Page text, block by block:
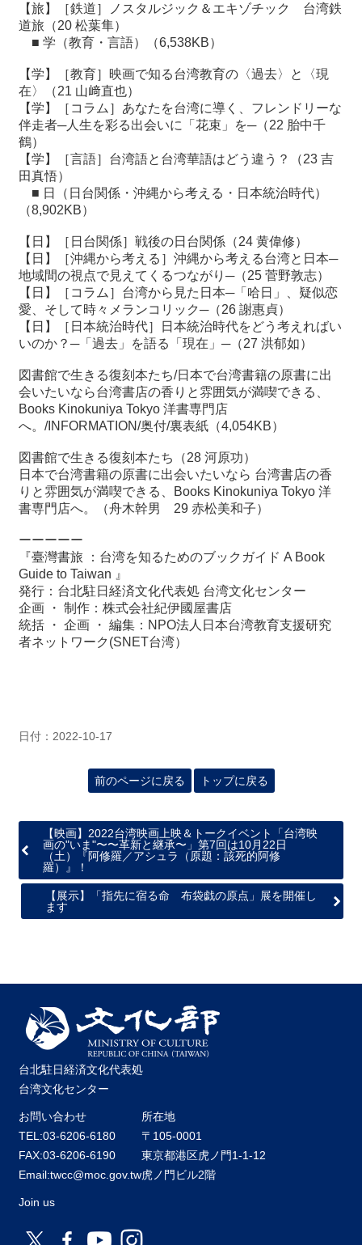
【旅】［鉄道］ノスタルジック＆エキゾチック 台湾鉄
道旅（20 松葉隼）
■ 学（教育・言語） （6,538KB）
【学】［教育］映画で知る台湾教育の〈過去〉と〈現
在〉（21 山﨑直也）
【学】［コラム］あなたを台湾に導く、フレンドリーな
伴走者─人生を彩る出会いに「花束」を─（22 胎中千
鶴）
【学】［言語］台湾語と台湾華語はどう違う？（23 吉
田真悟）
■ 日（日台関係・沖縄から考える・日本統治時代）
（8,902KB）
【日】［日台関係］戦後の日台関係（24 黄偉修）
【日】［沖縄から考える］沖縄から考える台湾と日本─
地域間の視点で見えてくるつながり─（25 菅野敦志）
【日】［コラム］台湾から見た日本─「哈日」、疑似恋
愛、そして時々メランコリック─（26 謝惠貞）
【日】［日本統治時代］日本統治時代をどう考えればい
いのか？─「過去」を語る「現在」─（27 洪郁如）
図書館で生きる復刻本たち/日本で台湾書籍の原書に出
会いたいなら台湾書店の香りと雰囲気が満喫できる、
Books Kinokuniya Tokyo 洋書専門店
へ。/INFORMATION/奥付/裏表紙（4,054KB）
図書館で生きる復刻本たち（28 河原功）
日本で台湾書籍の原書に出会いたいなら 台湾書店の香
りと雰囲気が満喫できる、Books Kinokuniya Tokyo 洋
書専門店へ。（舟木幹男 29 赤松美和子）
ーーーーー
『臺灣書旅 ：台湾を知るためのブックガイド A Book
Guide to Taiwan 』
発行：台北駐日経済文化代表処 台湾文化センター
企画 ・ 制作：株式会社紀伊國屋書店
統括 ・ 企画 ・ 編集：NPO法人日本台湾教育支援研究
者ネットワーク(SNET台湾）
日付：2022-10-17
前のページに戻る トップに戻る
【映画】2022台湾映画上映＆トークイベント「台湾映
画の"いま"〜〜革新と継承〜」第7回は10月22日
（土）『阿修羅／アシュラ（原題：該死的阿修
羅）』！
【展示】「指先に宿る命 布袋戯の原点」展を開催し
ます
台北駐日経済文化代表処
台湾文化センター
お問い合わせ
TEL:03-6206-6180
FAX:03-6206-6190
Email:twcc@moc.gov.tw
所在地
〒105-0001
東京都港区虎ノ門1-1-12
虎ノ門ビル2階
Join us